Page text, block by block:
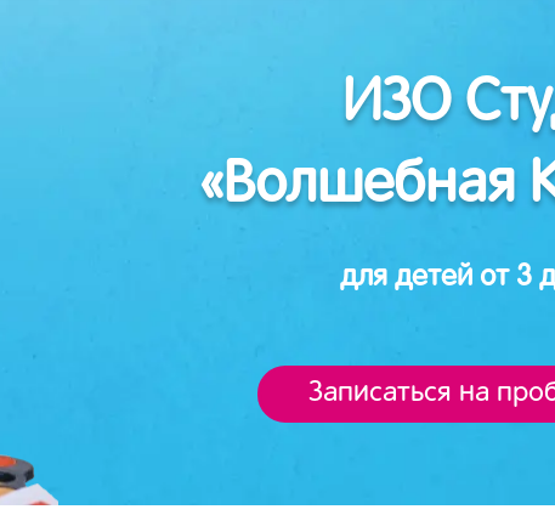
ИЗО
«Волшебная
для детей от 3
Записаться на